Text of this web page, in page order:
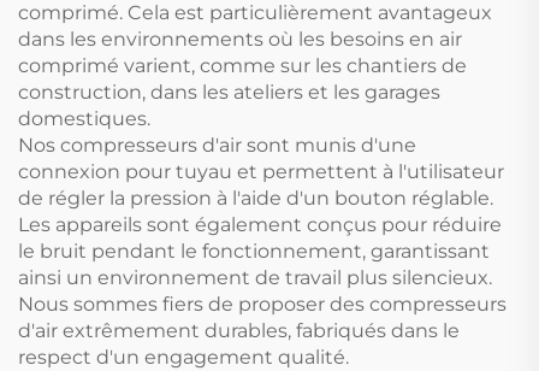
comprimé. Cela est particulièrement avantageux
dans les environnements où les besoins en air
comprimé varient, comme sur les chantiers de
construction, dans les ateliers et les garages
domestiques.
Nos compresseurs d'air sont munis d'une
connexion pour tuyau et permettent à l'utilisateur
de régler la pression à l'aide d'un bouton réglable.
Les appareils sont également conçus pour réduire
le bruit pendant le fonctionnement, garantissant
ainsi un environnement de travail plus silencieux.
Nous sommes fiers de proposer des compresseurs
d'air extrêmement durables, fabriqués dans le
respect d'un engagement qualité.